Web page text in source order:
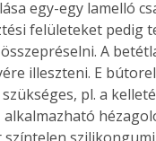
az
Old
új,
egyedi
Bővebb
Együtt jobban
könyvek
párosítással
áron, 0 Ft
egy-egy lamelló
felületeket pedig
A
illeszteni. E
pl. a